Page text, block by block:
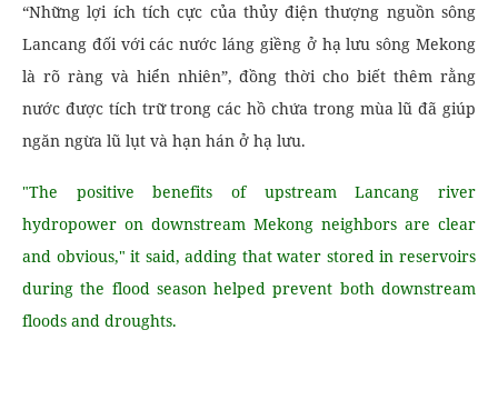
“Những lợi ích tích cực của thủy điện thượng nguồn sông
Lancang đối với các nước láng giềng ở hạ lưu sông Mekong
là rõ ràng và hiển nhiên”, đồng thời cho biết thêm rằng
nước được tích trữ trong các hồ chứa trong mùa lũ đã giúp
ngăn ngừa lũ lụt và hạn hán ở hạ lưu.
"The positive benefits of upstream Lancang river
hydropower on downstream Mekong neighbors are clear
and obvious," it said, adding that water stored in reservoirs
during the flood season helped prevent both downstream
floods and droughts.